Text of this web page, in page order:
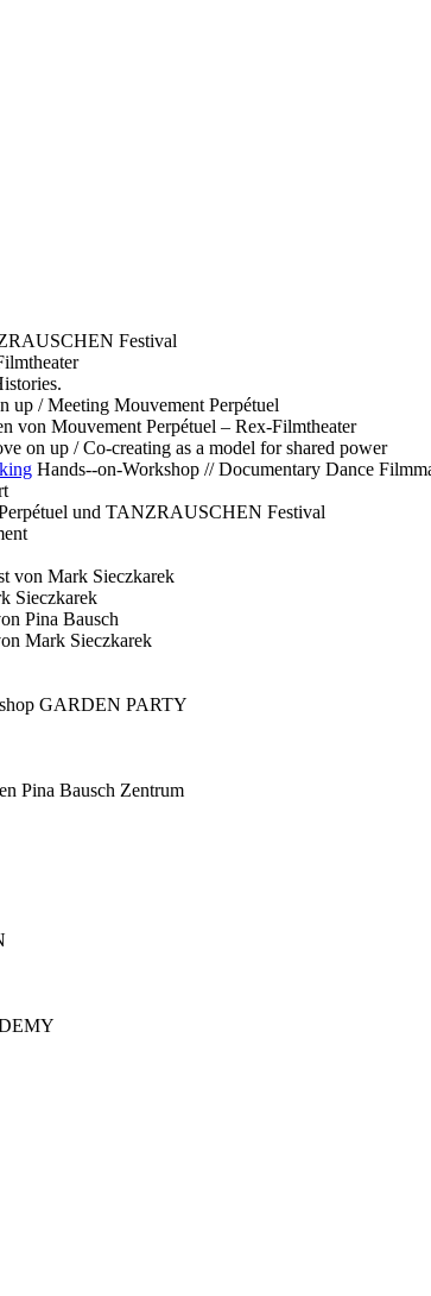
Festival
up / Meeting Mouvement Perpétuel
von Mouvement Perpétuel – Rex-Filmtheater
on up / Co-creating as a model for shared power
Hands--on-Workshop // Documentary Dance
und TANZRAUSCHEN Festival
von Mark Sieczkarek
Sieczkarek
Pina Bausch
Mark Sieczkarek
GARDEN PARTY
Pina Bausch Zentrum